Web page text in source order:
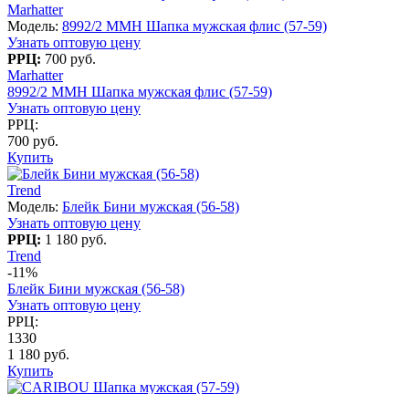
Marhatter
Модель: 8992/2 MMH Шапка мужская флис (57-59)
Узнать оптовую цену
РРЦ: 700 руб.
Marhatter
8992/2 MMH Шапка мужская флис (57-59)
Узнать оптовую цену
РРЦ:
700 руб.
Купить
Trend
Модель: Блейк Бини мужская (56-58)
Узнать оптовую цену
РРЦ: 1 180 руб.
Trend
-11%
Блейк Бини мужская (56-58)
Узнать оптовую цену
РРЦ:
1330
1 180 руб.
Купить